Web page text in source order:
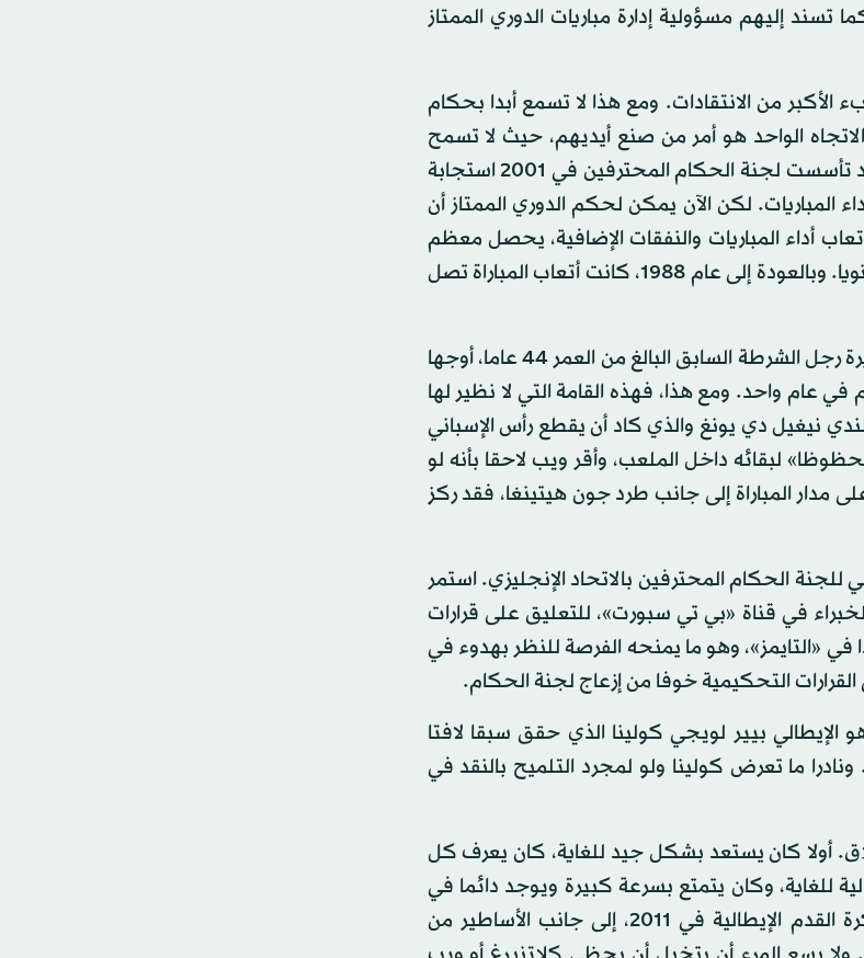
من الحكام المساعدين، والقائمة المنتقاة التي تضم 17 حكما تسند إليهم مسؤولية إدارة مباريات الدوري الممتاز
من الانتقادات. ومع هذا لا تسمع أبدا بحكام
الواحد هو أمر من صنع أيديهم، حيث لا تسمح
اللجنة التي تمثل مصالحهم بأي تفاعل من أي نوع مع وسائل الإعلام. لقد تأسست لجنة الحكام المحترفين في 2001 استجابة
لكن الآن يمكن لحكم الدوري الممتاز أن
وبالنظر إلى أتعاب أداء المباريات والنفقات الإضافية، يحصل معظم
الحكام من أعضاء اللجنة المنتقاة على ما يصل إلى مائة ألف إسترليني سنويا. وبالعودة إلى عام 1988، كانت أتعاب المباراة تصل
كان هيوارد ويب يصنف كواحد من أفضل الحكام في العالم. وبلغت مسيرة رجل الشرطة السابق البالغ من العمر 44 عاما، أوجها
عام واحد. ومع هذا، فهذه القامة التي لا نظير لها
نيغيل دي يونغ والذي كاد أن يقطع رأس الإسباني
دي يونغ بأنه كان «محظوظا» لبقائه داخل الملعب، وأقر ويب لاحقا بأنه لو
طرده. ورغم أنه أشهر 14 بطاقة صفراء على مدار المباراة إلى جانب طرد جون هيتينغا، فقد ركز
2014، تولى دور المدير الفني للجنة الحكام المحترفين بالاتحاد الإنجليزي. استمر
في قناة «بي تي سبورت»، للتعليق على قرارات
في «التايمز»، وهو ما يمنحه الفرصة للنظر بهدوء في
التحكيمية خوفا من إزعاج لجنة الحكام.
بيير لويجي كولينا الذي حقق سبقا لافتا
أفضل حكم في العالم لست سنوات متتالية بين 1998 و2003. ونادرا ما تعرض كولينا ولو لمجرد التلميح بالنقد في
أولا كان يستعد بشكل جيد للغاية، كان يعرف كل
للغاية، وكان يتمتع بسرعة كبيرة ويوجد دائما في
المكان السليم». وفضلا عن هذا تم تكريم كولينا في قاعة مشاهير كرة القدم الإيطالية في 2011، إلى جانب الأساطير من